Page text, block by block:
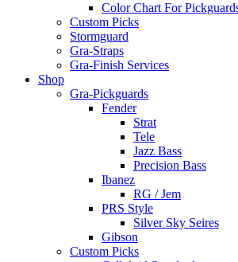
Color Chart For
Custom Picks
Stormguard
Gra-Straps
Gra-Finish Services
Shop
Gra-Pickguards
Fender
Strat
Tele
Jazz Bass
Precision Bass
Ibanez
RG / Jem
PRS Style
Silver Sky Seires
Gibson
Custom Picks